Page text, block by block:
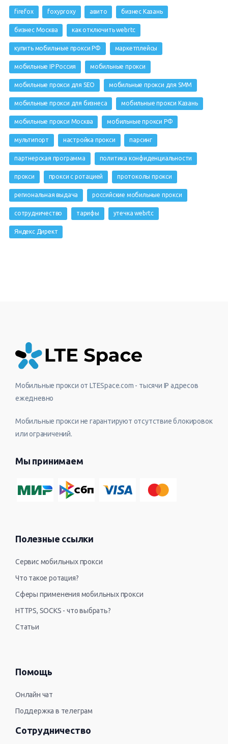
firefox foxyproxy авито бизнес Казань
бизнес Москва как отключить webrtc
купить мобильные прокси РФ маркетплейсы
мобильные IP Россия мобильные прокси
мобильные прокси для SEO мобильные прокси для SMM
мобильные прокси для бизнеса мобильные прокси Казань
мобильные прокси Москва мобильные прокси РФ
мультипорт настройка прокси парсинг
партнерская программа политика конфиденциальности
прокси прокси с ротацией протоколы прокси
региональная выдача российские мобильные прокси
сотрудничество тарифы утечка webrtc
Яндекс Директ
Мобильные прокси от LTESpace.com - тысячи IP адресов
ежедневно
Мобильные прокси не гарантируют отсутствие блокировок
или ограничений.
Мы принимаем
Полезные ссылки
Сервис мобильных прокси
Что такое ротация?
Сферы применения мобильных прокси
HTTPS, SOCKS - что выбрать?
Статьи
Помощь
Онлайн чат
Поддержка в телеграм
Сотрудничество